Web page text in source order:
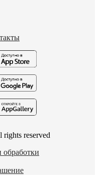
rights reserved